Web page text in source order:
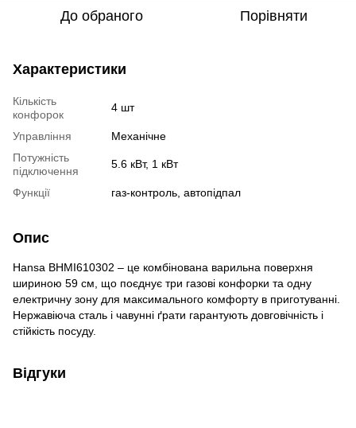
До обраного Порівняти
Характеристики
Кількість
конфорок
4 шт
Управління
Механічне
Потужність
підключення
5.6 кВт, 1 кВт
Функції газ-контроль, автопідпал
Опис
Hansa BHMI610302 – це комбінована варильна поверхня
шириною 59 см, що поєднує три газові конфорки та одну
електричну зону для максимального комфорту в приготуванні.
Нержавіюча сталь і чавунні ґрати гарантують довговічність і
стійкість посуду.
Відгуки